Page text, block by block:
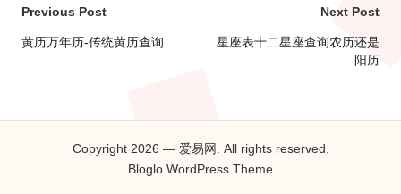
Post
navigation
Previous Post
黄历万年历-传统黄历查询
Next Post
星座表十二星座查询农历还是
阳历
Copyright 2026 — 爱易网. All rights reserved.
Bloglo WordPress Theme